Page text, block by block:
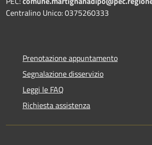
Centralino Unico: 0375260333
Prenotazione appuntamento
Segnalazione disservizio
Leggi le FAQ
Richiesta assistenza